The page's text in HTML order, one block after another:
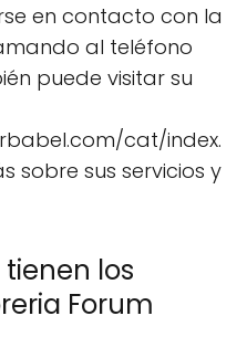
en contacto con la
al teléfono
puede visitar su
cat/index.
sobre sus servicios y
los
Forum